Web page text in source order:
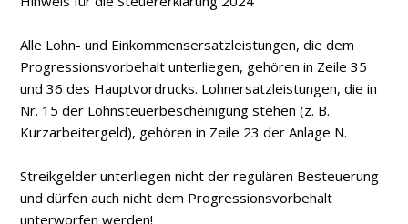
Alle Lohn- und Einkommensersatzleistungen, die dem
Progressionsvorbehalt unterliegen, gehören in Zeile 35
und 36 des Hauptvordrucks. Lohnersatzleistungen, die in
Nr. 15 der Lohnsteuerbescheinigung stehen (z. B.
Kurzarbeitergeld), gehören in Zeile 23 der Anlage N.
Streikgelder unterliegen nicht der regulären Besteuerung
und dürfen auch nicht dem Progressionsvorbehalt
unterworfen werden!